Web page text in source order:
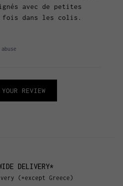
avec de petites
fois dans les colis.
REVIEW
DELIVERY*
(*except Greece)